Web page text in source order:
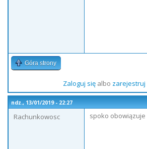
Góra strony
Zaloguj sięalbo zarejestruj
ndz., 13/01/2019 - 22:27
Rachunkowosc
spoko obowiązuje